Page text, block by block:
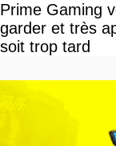
Prime Gaming
garder et très
soit trop tard